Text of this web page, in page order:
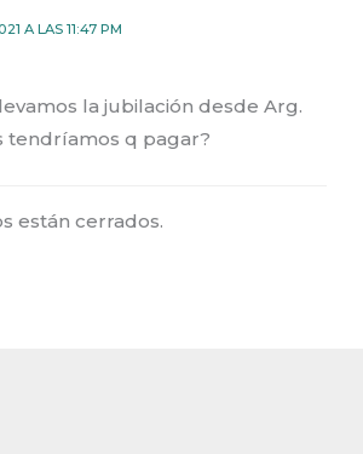
A LAS 11:47 PM
la jubilación desde Arg.
tendríamos q pagar?
están cerrados.